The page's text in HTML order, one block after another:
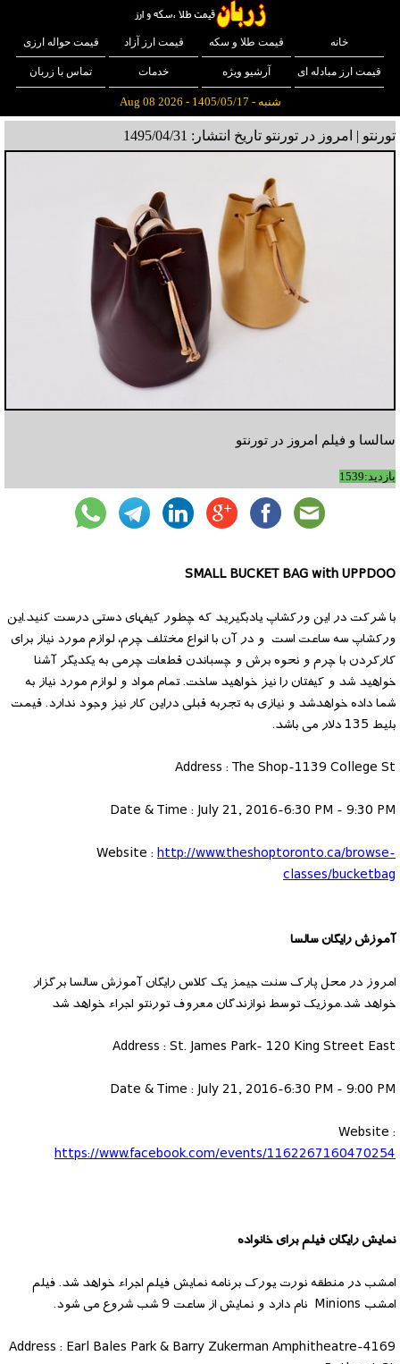
خانه قیمت طلا و سکه قیمت ارز آزاد قیمت حواله ارزی
قیمت ارز مبادله ای آرشیو ویژه خدمات تماس با زربان
شنبه - 1405/05/17 - Aug 08 2026
تورنتو | امروز در تورنتو تاریخ انتشار: 1495/04/31
سالسا و فیلم امروز در تورنتو
بازدید:1539
SMALL BUCKET BAG with UPPDOO
با شرکت در این ورکشاپ یادبگیرید که چطور کیفهای دستی درست کنید.این
ورکشاپ سه ساعت است و در آن با انواع مختلف چرم، لوازم مورد نیاز برای
کارکردن با چرم و نحوه برش و چسباندن قطعات چرمی به یکدیگر آشنا
خواهید شد و کیفتان را نیز خواهید ساخت. تمام مواد و لوازم مورد نیاز به
شما داده خواهدشد و نیازی به تجربه قبلی دراین کار نیز وجود ندارد. قیمت
بلیط 135 دلار می باشد.
Address : The Shop-1139 College St
Date & Time : July 21, 2016-6:30 PM - 9:30 PM
Website :http://www.theshoptoronto.ca/browse-
classes/bucketbag
آموزش رایگان سالسا
امروز در محل پارک سنت جیمز یک کلاس رایگان آموزش سالسا برگزار
خواهد شد.موزیک توسط نوازندگان معروف تورنتو اجراء خواهد شد
Address : St. James Park- 120 King Street East
Date & Time : July 21, 2016-6:30 PM - 9:00 PM
Website :
https://www.facebook.com/events/1162267160470254
نمایش رایگان فیلم برای خانواده
امشب در منطقه نورت یورک برنامه نمایش فیلم اجراء خواهد شد. فیلم
امشب Minions نام دارد و نمایش از ساعت 9 شب شروع می شود.
Address : Earl Bales Park & Barry Zukerman Amphitheatre-4169